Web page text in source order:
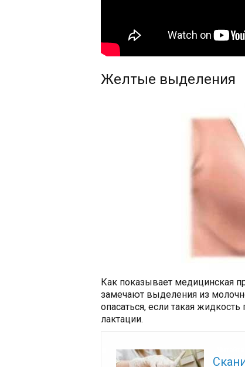
Желтые выделения
Как показывает медицинская
замечают выделения из
опасаться, если такая
лактации.